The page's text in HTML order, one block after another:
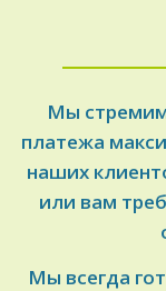
Мы
платежа
наших
или вам
Мы всегда